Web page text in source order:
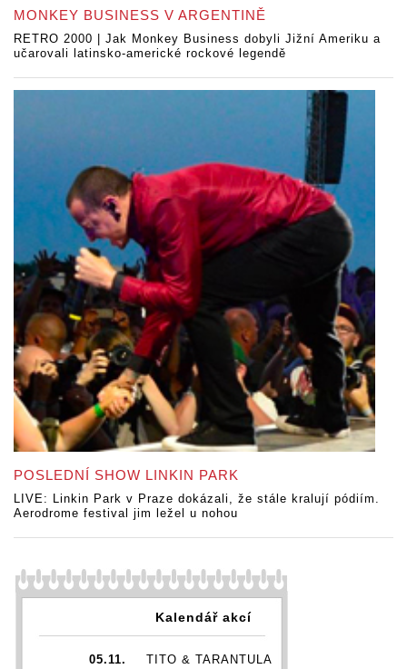
MONKEY BUSINESS V ARGENTINĚ
RETRO 2000 | Jak Monkey Business dobyli Jižní Ameriku a
učarovali latinsko-americké rockové legendě
POSLEDNÍ SHOW LINKIN PARK
LIVE: Linkin Park v Praze dokázali, že stále kralují pódiím.
Aerodrome festival jim ležel u nohou
Kalendář akcí
05.11. TITO & TARANTULA